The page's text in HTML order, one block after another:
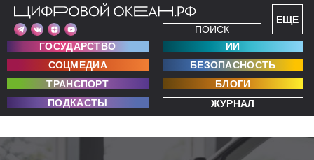
ЕЩЕ
ПОИСК
ГОСУДАРСТВО
ИИ
СОЦМЕДИА
БЕЗОПАСНОСТЬ
ТРАНСПОРТ
БЛОГИ
ПОДКАСТЫ
ЖУРНАЛ